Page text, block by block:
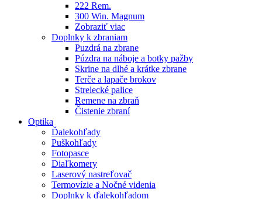
222 Rem.
300 Win. Magnum
Zobraziť viac
Doplnky k zbraniam
Puzdrá na zbrane
Púzdra na náboje a botky pažby
Skrine na dlhé a krátke zbrane
Terče a lapače brokov
Strelecké palice
Remene na zbraň
Čistenie zbraní
Optika
Ďalekohľady
Puškohľady
Fotopasce
Diaľkomery
Laserový nastreľovač
Termovízie a Nočné videnia
Doplnky k ďalekohľadom